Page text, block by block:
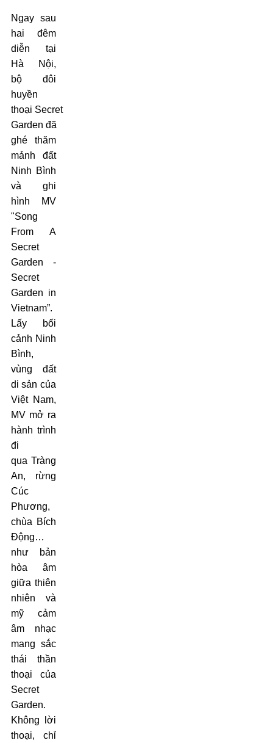
Ngay sau
hai đêm
diễn tại
Hà Nội,
bộ đôi
huyền
thoại Secret
Garden đã
ghé thăm
mảnh đất
Ninh Bình
và ghi
hình MV
"Song
From A
Secret
Garden -
Secret
Garden in
Vietnam”.
Lấy bối
cảnh Ninh
Bình,
vùng đất
di sản của
Việt Nam,
MV mở ra
hành trình
đi
qua Tràng
An, rừng
Cúc
Phương,
chùa Bích
Động…
như bản
hòa âm
giữa thiên
nhiên và
mỹ cảm
âm nhạc
mang sắc
thái thần
thoại của
Secret
Garden.
Không lời
thoại, chỉ